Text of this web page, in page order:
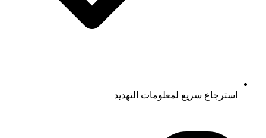
استرجاع سريع لمعلومات التهديد